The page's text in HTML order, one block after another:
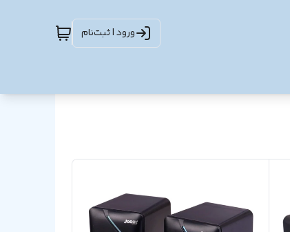
ورود | ثبت‌نام